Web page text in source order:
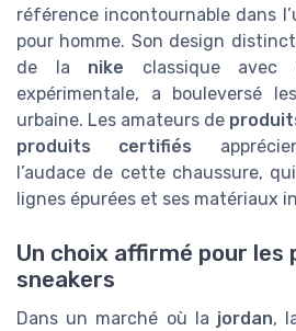
référence incontournable dans
pour homme. Son design
de la nike classique avec
expérimentale, a bouleversé
urbaine. Les amateurs de
produits certifiés
l’audace de cette chaussure,
lignes épurées et ses matériaux
Un choix affirmé pour les
sneakers
Dans un marché où la jordan,